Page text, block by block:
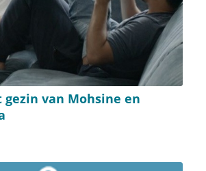
van Mohsine en